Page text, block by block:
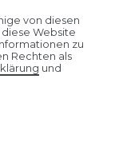
von diesen
Website
zu
Rechten als
und